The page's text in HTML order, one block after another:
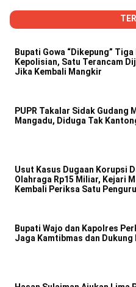
Bupati Gowa “Dikepung”
Kepolisian, Satu Terancam
Jika Kembali Mangkir
PUPR Takalar Sidak Gudang
Mangadu, Diduga Tak
Usut Kasus Dugaan Korupsi
Olahraga Rp15 Miliar, Kejari
Kembali Periksa Satu
Bupati Wajo dan Kapolres
Jaga Kamtibmas dan Dukung